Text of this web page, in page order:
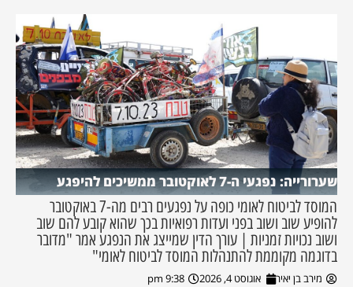
שערורייה: נפגעי ה-7 לאוקטובר ממשיכים להיפגע
המוסד לביטוח לאומי כופה על נפגעים רבים מה-7 באוקטובר
להופיע שוב ושוב בפני ועדות רפואיות בכך שהוא קובע להם שוב
ושוב נכויות זמניות | עורך הדין שמייצג את הנפגע אמר "מדובר
בדוגמה מקוממת להתנהלות המוסד לביטוח לאומי"
מירב בן יאיר אוגוסט 4, 2026 9:38 pm